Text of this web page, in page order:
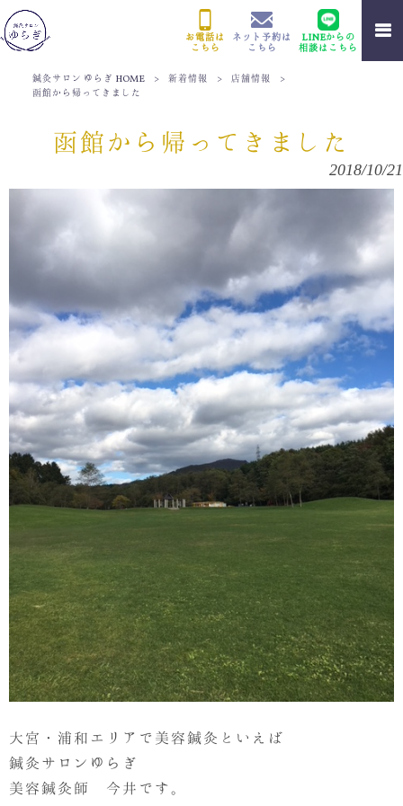
お電話は
こちら
ネット予約は
こちら
LINEからの
相談はこちら
鍼灸サロン ゆらぎ HOME > 新着情報 > 店舗情報
>
函館から帰ってきました
函館から帰ってきました
2018/10/21
大宮・浦和エリアで美容鍼灸といえば
鍼灸サロンゆらぎ
美容鍼灸師 今井です。